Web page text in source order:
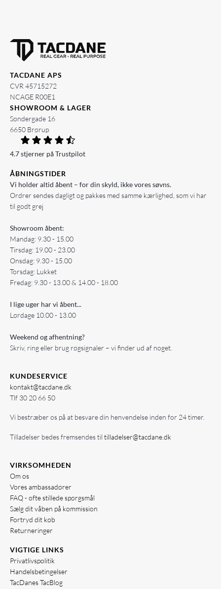
TACDANE APS
CVR 45715272
NCAGE R00E1
SHOWROOM & LAGER
Søndergade 16
6650 Brørup
4.7 stjerner på Trustpilot
ÅBNINGSTIDER
Vi holder altid åbent – for din skyld, ikke vores søvns.
Ordrer sendes dagligt og pakkes med samme kærlighed, som vi har
til godt grej
Showroom åbent:
Mandag: 9.30 - 15.00
Tirsdag: 19.00 - 23.00
Onsdag: 9.30 - 15.00
Torsdag: Lukket
Fredag: 9.30 - 13.00 & 14.00 - 18.00
I lige uger har vi åbent...
Lørdage 10.00 - 13.00
Weekend og afhentning?
Skriv, ring eller brug røgsignaler – vi finder ud af noget.
KUNDESERVICE
kontakt@tacdane.dk
Tlf 30 20 66 50
Vi bestræber os på at besvare din henvendelse inden for 24 timer.
Tilladelser bedes fremsendes til tilladelser@tacdane.dk
VIRKSOMHEDEN
Om os
Vores ambassadører
FAQ - ofte stillede spørgsmål
Sælg dit våben på kommission
Fortryd dit køb
Returneringer
VIGTIGE LINKS
Privatlivspolitik
Handelsbetingelser
TacDanes TacBlog